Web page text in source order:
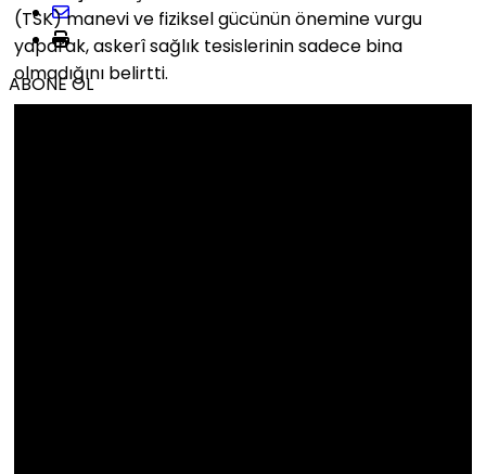
ABONE OL
(TSK) manevi ve fiziksel gücünün önemine vurgu
yaparak, askerî sağlık tesislerinin sadece bina
olmadığını belirtti.